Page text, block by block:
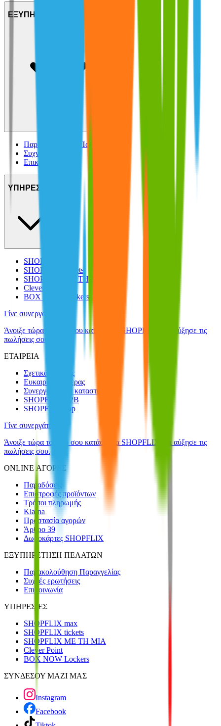
ΕΞΥΠΗΡΕΤΗΣΗ ΠΕΛΑΤΩΝ
Παρακολούθηση Παραγγελίας
Συχνές ερωτήσεις
Επικοινωνία
ΥΠΗΡΕΣΙΕΣ
SHOPFLIX max
SHOPFLIX tickets
SHOPFLIX ΜΕ ΤΗ ΜΙΑ
Clever Point
BOX NOW Lockers
Γίνε συνεργάτης!
Άνοιξε τώρα το δικό σου κατάστημα SHOPFLIX και αύξησε τις
πωλήσεις σου.
ΕΤΑΙΡΕΙΑ
Σχετικά με εμάς
Ευκαιρίες καριέρας
Συνεργαζόμενα καταστήματα
SHOPFLIX B2B
SHOPFLIX app
Γίνε συνεργάτης!
Άνοιξε τώρα το δικό σου κατάστημα SHOPFLIX και αύξησε τις
πωλήσεις σου.
ONLINE ΑΓΟΡΕΣ
Παραδόσεις
Επιστροφές προϊόντων
Τρόποι πληρωμής
Klarna
Προστασία αγορών
Άρθρο 39
Δωροκάρτες SHOPFLIX
ΕΞΥΠΗΡΕΤΗΣΗ ΠΕΛΑΤΩΝ
Παρακολούθηση Παραγγελίας
Συχνές ερωτήσεις
Επικοινωνία
ΥΠΗΡΕΣΙΕΣ
SHOPFLIX max
SHOPFLIX tickets
SHOPFLIX ΜΕ ΤΗ ΜΙΑ
Clever Point
BOX NOW Lockers
ΣΥΝΔΕΣΟΥ ΜΑΖΙ ΜΑΣ
Instagram
Facebook